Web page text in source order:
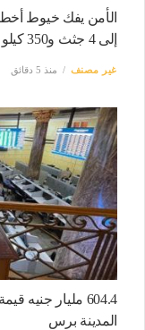
الأمن يفك خيوط
إلى 4 جثث و350 كيلو و134 قطعة سلاح - المدينة برس
غير مصنف منذ 5 دقائق
604.4 مليار
المدينة برس